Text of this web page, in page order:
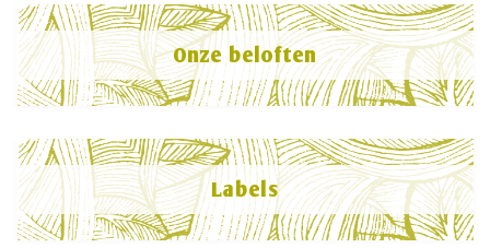
Onze beloften
Labels